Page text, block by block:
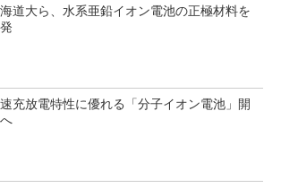
道大ら、水系亜鉛イオン電池の正極材料を
充放電特性に優れる「分子イオン電池」開